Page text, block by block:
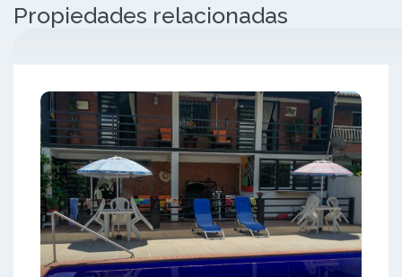
Propiedades relacionadas